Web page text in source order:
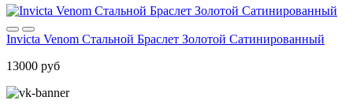
Invicta Venom Стальной Браслет Золотой Сатинированный
13000 руб